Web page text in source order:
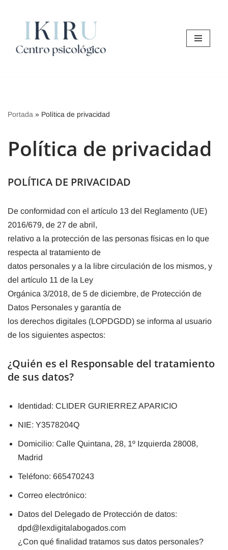
contenido
Portada » Política de privacidad
Política de privacidad
POLÍTICA DE PRIVACIDAD
De conformidad con el artículo 13 del Reglamento (UE)
2016/679, de 27 de abril,
relativo a la protección de las personas físicas en lo que
respecta al tratamiento de
datos personales y a la libre circulación de los mismos, y
del artículo 11 de la Ley
Orgánica 3/2018, de 5 de diciembre, de Protección de
Datos Personales y garantía de
los derechos digitales (LOPDGDD) se informa al usuario
de los siguientes aspectos:
¿Quién es el Responsable del tratamiento
de sus datos?
Identidad: CLIDER GURIERREZ APARICIO
NIE: Y3578204Q
Domicilio: Calle Quintana, 28, 1º Izquierda 28008,
Madrid
Teléfono: 665470243
Correo electrónico:
Datos del Delegado de Protección de datos:
dpd@lexdigitalabogados.com
¿Con qué finalidad tratamos sus datos personales?